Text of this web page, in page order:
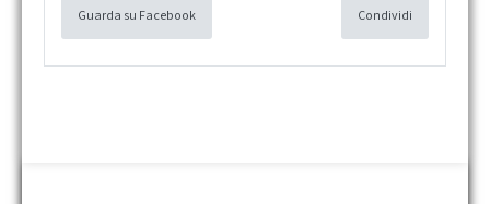
Guarda su Facebook Condividi